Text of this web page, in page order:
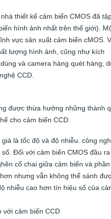
thiết kế cảm biến CMOS đã
hình ảnh nhất trên thế giới).
vực sản xuất cảm biến cMOS.
lượng hình ảnh, cũng như kích
và camera hàng quét hàng,
CCD.
được thừa hưởng những thành
cho cảm biến CCD.
là tốc độ và độ nhiễu. công
Đối với cảm biến CMOS đầu ra
cổ chai giữa cảm biến và phần
nhưng vẫn không thể sánh
nhiễu cao hơn tín hiệu số của
với cảm biến CCD